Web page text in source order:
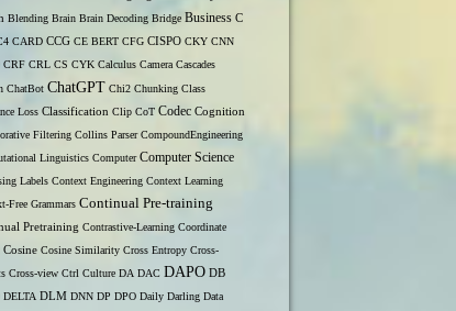
Blending Brain Brain Decoding Bridge Business C
CARD CCG CE BERT CFG CISPO CKY CNN
CRF CRL CS CYK Calculus Camera Cascades
ChatBot ChatGPT Chi2 Chunking Class
Loss Classification Clip CoT Codec Cognition
Filtering Collins Parser CompoundEngineering
Linguistics Computer Computer Science
Labels Context Engineering Context Learning
Free Grammars Continual Pre-training
Pretraining Contrastive-Learning Coordinate
Cosine Cosine Similarity Cross Entropy Cross-
Cross-view Ctrl Culture DA DAC DAPO DB
DELTA DLM DNN DP DPO Daily Darling Data